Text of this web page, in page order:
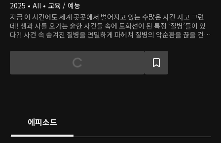
2025 • All • 교육 / 예능
지금 이 시간에도 세계 곳곳에서 벌어지고 있는 수많은 사건 사고 그런
데! 생과 사를 오가는 숱한 사건들 속에 도화선이 된 특정 ‘질병’들이 있
다?! 사건 속 숨겨진 질병을 면밀하게 파헤쳐 질병의 악순환을 끊을 건강
에피소드